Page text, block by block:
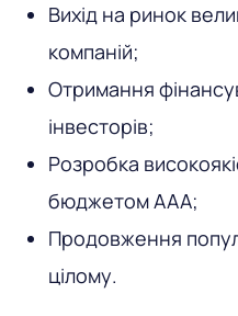
Вихід на ринок
компаній;
Отримання
інвесторів;
Розробка
бюджетом AAA;
Продовження
цілому.